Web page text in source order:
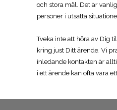
och stora mål. Det är
personer i utsatta
Tveka inte att höra av Dig
kring just Ditt ärende. Vi
inledande kontakten är
i ett ärende kan ofta vara